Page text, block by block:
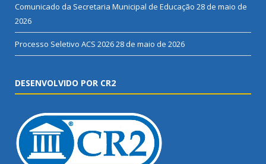
Comunicado da Secretaria Municipal de Educação 28 de maio de
2026
Processo Seletivo ACS 202628 de maio de 2026
DESENVOLVIDO POR CR2